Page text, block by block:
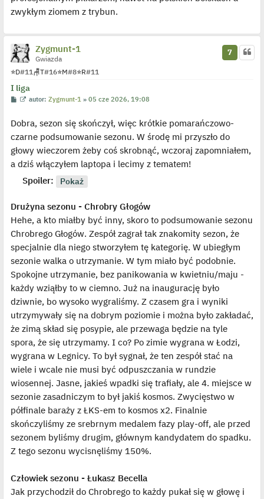
zwykłym ziomem z trybun.
Zygmunt-1
Gwiazda
⭐D#11🪑T#16⭐M#8⭐R#11
I liga
7
P
t
W
w
e
l
p
o
e
n
z
y
p
o
s
t
autor:Zygmunt-1 »05 cze 2026, 19:08
Dobra, sezon się skończył, więc krótkie pomarańczowo-
czarne podsumowanie sezonu. W środę mi przyszło do
głowy wieczorem żeby coś skrobnąć, wczoraj zapomniałem,
a dziś włączyłem laptopa i lecimy z tematem!
Spoiler:
Drużyna sezonu - Chrobry Głogów
Hehe, a kto miałby być inny, skoro to podsumowanie sezonu
Chrobrego Głogów. Zespół zagrał tak znakomity sezon, że
specjalnie dla niego stworzyłem tę kategorię. W ubiegłym
sezonie walka o utrzymanie. W tym miało być podobnie.
Spokojne utrzymanie, bez panikowania w kwietniu/maju -
każdy wziąłby to w ciemno. Już na inaugurację było
dziwnie, bo wysoko wygraliśmy. Z czasem gra i wyniki
utrzymywały się na dobrym poziomie i można było zakładać,
że zimą skład się posypie, ale przewaga będzie na tyle
spora, że się utrzymamy. I co? Po zimie wygrana w Łodzi,
wygrana w Legnicy. To był sygnał, że ten zespół stać na
wiele i wcale nie musi być odpuszczania w rundzie
wiosennej. Jasne, jakieś wpadki się trafiały, ale 4. miejsce w
sezonie zasadniczym to był jakiś kosmos. Zwycięstwo w
półfinale baraży z ŁKS-em to kosmos x2. Finalnie
skończyliśmy ze srebrnym medalem fazy play-off, ale przed
sezonem byliśmy drugim, głównym kandydatem do spadku.
Z tego sezonu wycisnęliśmy 150%.
Człowiek sezonu - Łukasz Becella
Jak przychodził do Chrobrego to każdy pukał się w głowę i